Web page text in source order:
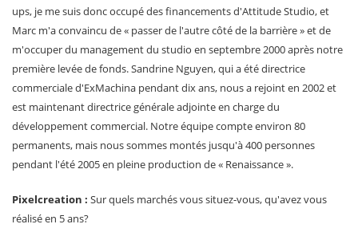
ups, je me suis donc occupé des financements d'Attitude Studio, et
Marc m'a convaincu de « passer de l'autre côté de la barrière » et de
m'occuper du management du studio en septembre 2000 après notre
première levée de fonds. Sandrine Nguyen, qui a été directrice
commerciale d'ExMachina pendant dix ans, nous a rejoint en 2002 et
est maintenant directrice générale adjointe en charge du
développement commercial. Notre équipe compte environ 80
permanents, mais nous sommes montés jusqu'à 400 personnes
pendant l'été 2005 en pleine production de « Renaissance ».
Pixelcreation : Sur quels marchés vous situez-vous, qu'avez vous
réalisé en 5 ans?